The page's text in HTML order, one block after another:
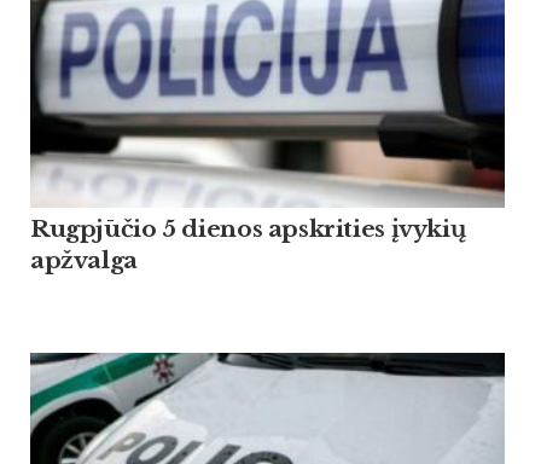
Rugpjūčio 5 dienos apskrities įvykių
apžvalga